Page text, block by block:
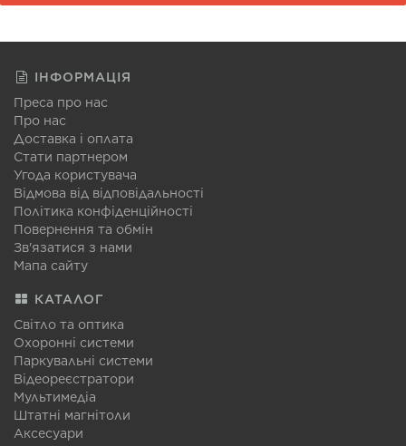
ІНФОРМАЦІЯ
Преса про нас
Про нас
Доставка і оплата
Стати партнером
Угода користувача
Відмова від відповідальності
Політика конфіденційності
Повернення та обмін
Зв'язатися з нами
Мапа сайту
КАТАЛОГ
Світло та оптика
Охоронні системи
Паркувальні системи
Відеореєстратори
Мультимедіа
Штатні магнітоли
Аксесуари